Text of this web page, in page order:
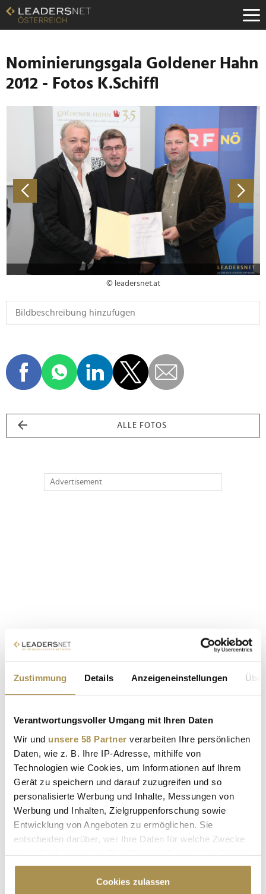
Zustimmung Details Anzeigeneinstellungen
Verantwortungsvoller Umgang mit Ihren Daten
Wir und unsere 58 Partner verarbeiten Ihre persönlichen
Daten, wie z. B. Ihre IP-Adresse, mithilfe von
Technologien wie Cookies, um Informationen auf Ihrem
Gerät zu speichern und darauf zuzugreifen und so
personalisierte Werbung und Inhalte, Messungen von
Werbung und Inhalten, Zielgruppenforschung sowie
Entwicklung von Angeboten zu ermöglichen. Sie
entscheiden darüber, wer Ihre Daten für welche Zwecke
Cookie-Erklärung oder durch Klicken auf das Privacy
Trigger Symbol ändern oder widerrufen
Cookies zulassen
Zum
Inhalt
Zur
Navigation
Zur
Hauptnavigation
Nominierungsgala Goldener Hahn
2012 - Fotos K.Schiffl
© leadersnet.at
ALLE FOTOS
Advertisement